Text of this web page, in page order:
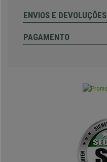
ENVIOS E DEVOLUÇÕES
PAGAMENTO